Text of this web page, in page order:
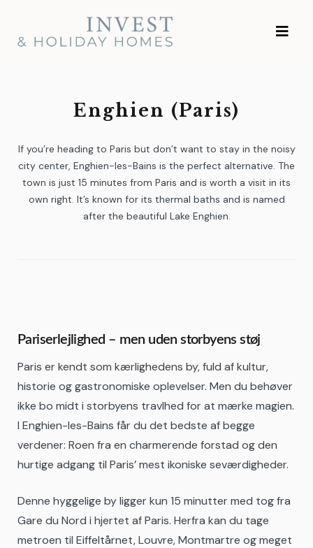
content
Investment and
Vacation Homes
Enghien (Paris)
If you’re heading to Paris but don’t want to stay in the noisy
city center, Enghien-les-Bains is the perfect alternative. The
town is just 15 minutes from Paris and is worth a visit in its
own right. It’s known for its thermal baths and is named
after the beautiful Lake Enghien.
Pariserlejlighed – men uden storbyens støj
Paris er kendt som kærlighedens by, fuld af kultur,
historie og gastronomiske oplevelser. Men du behøver
ikke bo midt i storbyens travlhed for at mærke magien.
I Enghien-les-Bains får du det bedste af begge
verdener: Roen fra en charmerende forstad og den
hurtige adgang til Paris’ mest ikoniske seværdigheder.
Denne hyggelige by ligger kun 15 minutter med tog fra
Gare du Nord i hjertet af Paris. Herfra kan du tage
metroen til Eiffeltårnet, Louvre, Montmartre og meget